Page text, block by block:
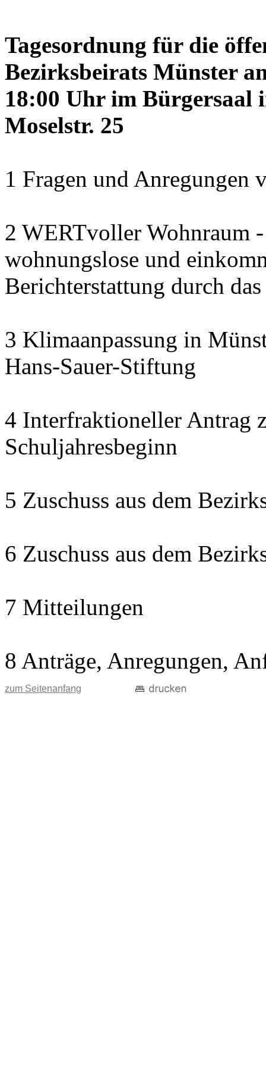
Tagesordnung für die
Bezirksbeirats Münster
18:00 Uhr im
Moselstr. 25
1 Fragen und Anregungen
2 WERTvoller Wohnraum
wohnungslose und
Berichterstattung durch
3 Klimaanpassung in
Hans-Sauer-Stiftung
4 Interfraktioneller Antrag
Schuljahresbeginn
5 Zuschuss aus dem
6 Zuschuss aus dem
7 Mitteilungen
8 Anträge, Anregungen,
zum Seitenanfang